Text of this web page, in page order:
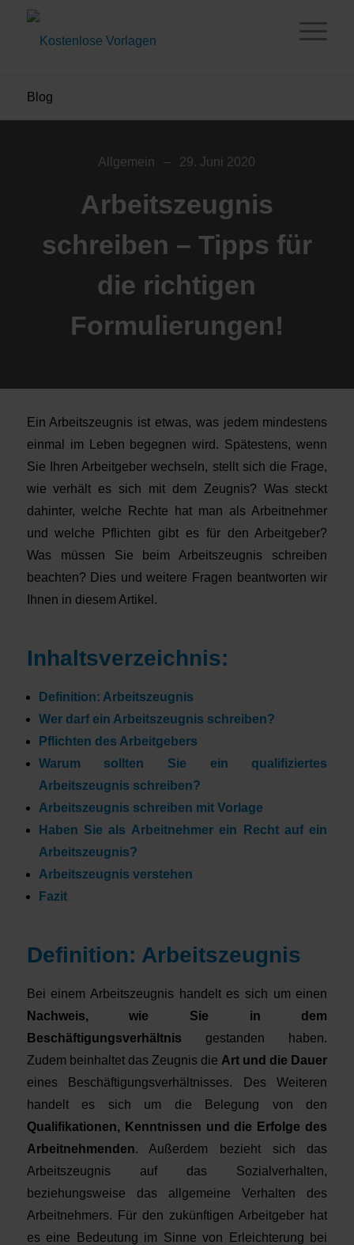
Blog
Allgemein – 29. Juni 2020
Arbeitszeugnis
schreiben – Tipps für
die richtigen
Formulierungen!
Ein Arbeitszeugnis ist etwas, was jedem mindestens
einmal im Leben begegnen wird. Spätestens, wenn
Sie Ihren Arbeitgeber wechseln, stellt sich die Frage,
wie verhält es sich mit dem Zeugnis? Was steckt
dahinter, welche Rechte hat man als Arbeitnehmer
und welche Pflichten gibt es für den Arbeitgeber?
Was müssen Sie beim Arbeitszeugnis schreiben
beachten? Dies und weitere Fragen beantworten wir
Ihnen in diesem Artikel.
Inhaltsverzeichnis:
Definition: Arbeitszeugnis
Wer darf ein Arbeitszeugnis schreiben?
Pflichten des Arbeitgebers
Warum sollten Sie ein qualifiziertes
Arbeitszeugnis schreiben?
Arbeitszeugnis schreiben mit Vorlage
Haben Sie als Arbeitnehmer ein Recht auf ein
Arbeitszeugnis?
Arbeitszeugnis verstehen
Fazit
Definition: Arbeitszeugnis
Bei einem Arbeitszeugnis handelt es sich um einen
Nachweis, wie Sie in dem
Beschäftigungsverhältnis gestanden haben.
Zudem beinhaltet das Zeugnis die Art und die Dauer
eines Beschäftigungsverhältnisses. Des Weiteren
handelt es sich um die Belegung von den
Qualifikationen, Kenntnissen und die Erfolge des
Arbeitnehmenden. Außerdem bezieht sich das
Arbeitszeugnis auf das Sozialverhalten,
beziehungsweise das allgemeine Verhalten des
Arbeitnehmers. Für den zukünftigen Arbeitgeber hat
es eine Bedeutung im Sinne von Erleichterung bei